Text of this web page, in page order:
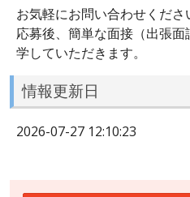
お気軽にお問い合わせくださ
応募後、簡単な面接（出張
学していただきます。
情報更新日
2026-07-27 12:10:23